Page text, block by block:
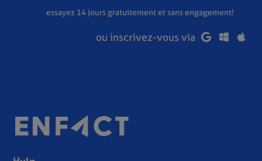
essayez 14 jours gratuitement et sans engagement!
ou inscrivez-vous via